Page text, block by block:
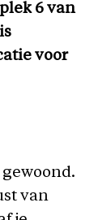
6 van
voor
van